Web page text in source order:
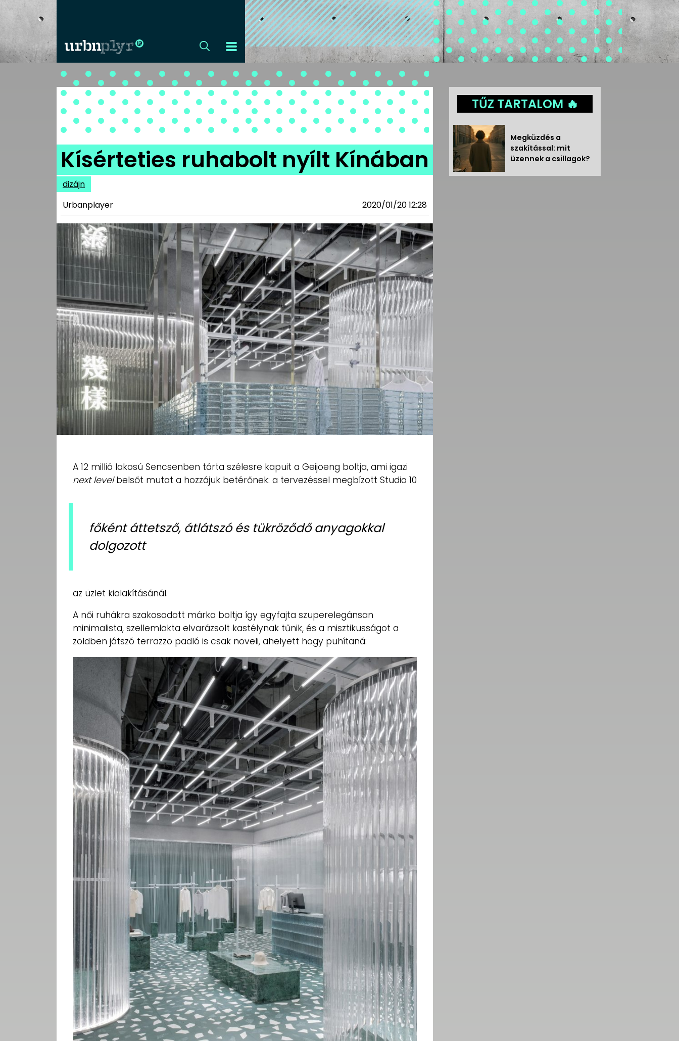
CÍMLAP
DIZÁJN
DIVAT
HIP
UTCA
ZENE
MÉDIAAJÁNLAT
IMPRESSZUM
PR-ARCHÍVUM
ADATKEZELÉSI
TÁJÉKOZTATÓ
Kísérteties ruhabolt nyílt Kínában
dizájn
Urbanplayer
2020/01/20 12:28
A 12 millió lakosú Sencsenben tárta szélesre kapuit a Geijoeng boltja, ami igazi
next levelbelsőt mutat a hozzájuk betérőnek: a tervezéssel megbízott Studio 10
főként áttetsző, átlátszó és tükröződő anyagokkal
dolgozott
az üzlet kialakításánál.
A női ruhákra szakosodott márka boltja így egyfajta szuperelegánsan
minimalista, szellemlakta elvarázsolt kastélynak tűnik, és a misztikusságot a
zöldben játszó terrazzo padló is csak növeli, ahelyett hogy puhítaná:
TŰZ TARTALOM 🔥
Megküzdés a
szakítással: mit
üzennek a csillagok?